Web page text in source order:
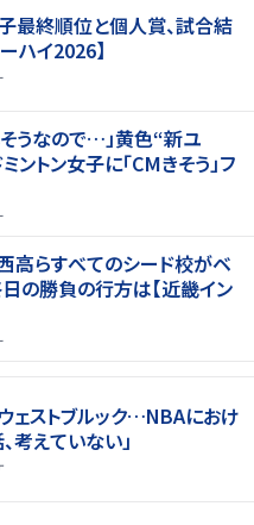
終順位と個人賞、試合結
ハイ2026】
うなので…」黄色“新ユ
トン女子に「CMきそう」フ
高らすべてのシード校がベ
の勝負の行方は【近畿イン
ェストブルック…NBAにおけ
考えていない」